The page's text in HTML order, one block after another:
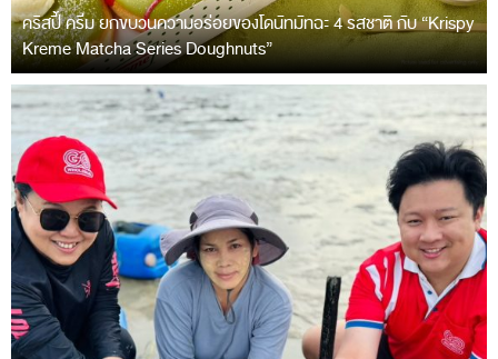
คริสปี้ ครีม ยกขบวนความอร่อยของโดนัทมัทฉะ 4 รสชาติ กับ “Krispy
Kreme Matcha Series Doughnuts”